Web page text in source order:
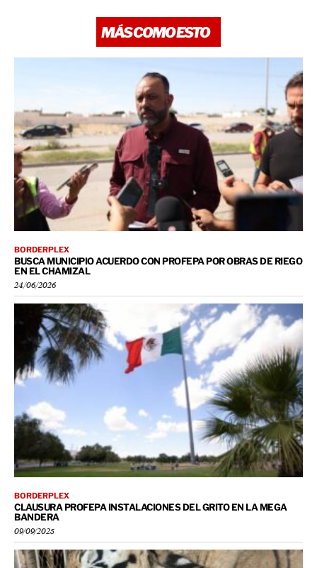
MÁS COMO ESTO
BORDERPLEX
BUSCA MUNICIPIO ACUERDO CON PROFEPA POR OBRAS DE RIEGO
EN EL CHAMIZAL
24/06/2026
BORDERPLEX
CLAUSURA PROFEPA INSTALACIONES DEL GRITO EN LA MEGA
BANDERA
09/09/2025